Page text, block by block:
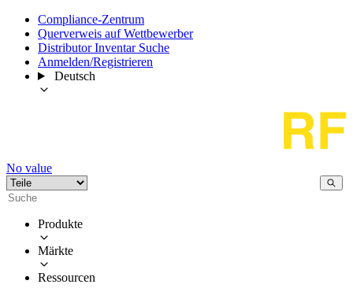
Compliance-Zentrum
Querverweis auf Wettbewerber
Distributor Inventar Suche
Anmelden/Registrieren
Deutsch
No value
Produkte
Märkte
Ressourcen